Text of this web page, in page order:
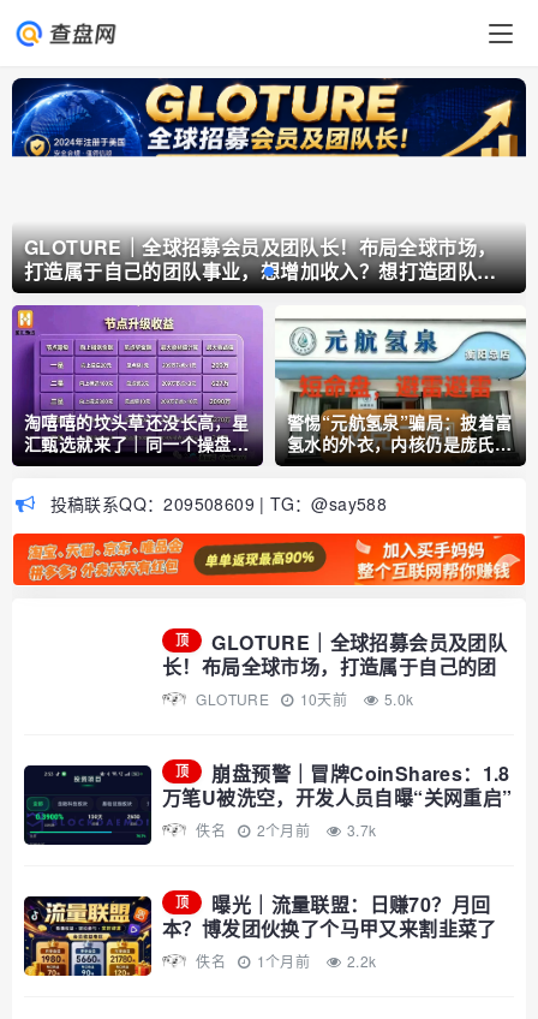
GLOTURE｜全球招募会员及团队长！布局全球市场，
打造属于自己的团队事业，想增加收入？想打造团队？
加入 GLOTURE！
淘嘻嘻的坟头草还没长高，星
汇甄选就来了｜同一个操盘
手，同一套“公排”剧本
警惕“元航氢泉”骗局：披着富
氢水的外衣，内核仍是庞氏骗
局+传销架构
投稿联系QQ：209508609 | TG：@say588
顶
GLOTURE｜全球招募会员及团队
长！布局全球市场，打造属于自己的团
队事业，想增加收入？想打造团队？加
入 GLOTURE！
GLOTURE 10天前 5.0k
顶
崩盘预警｜冒牌CoinShares：1.8
万笔U被洗空，开发人员自曝“关网重启”
——你的钱早已不在账上
佚名 2个月前 3.7k
顶
曝光｜流量联盟：日赚70？月回
本？博发团伙换了个马甲又来割韭菜了
佚名 1个月前 2.2k